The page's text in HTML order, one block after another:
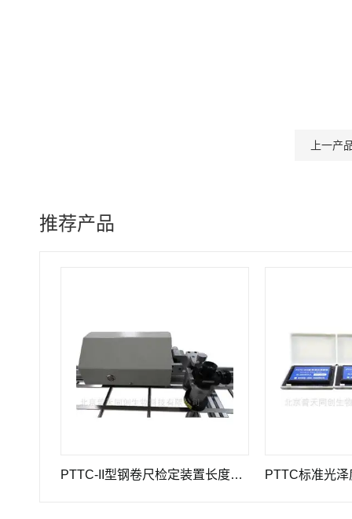
上一产
推荐产品
PTTC-II型钢卷尺检定装置长度计量仪器 PTTC标准光泽度板-